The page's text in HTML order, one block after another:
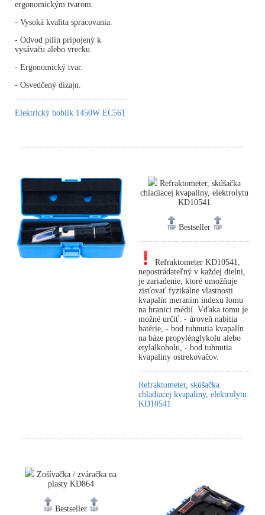
ergonomickým tvarom.
- Vysoká kvalita spracovania.
- Odvod pilín pripojený k
vysávaču alebo vrecku.
- Ergonomický tvar.
- Osvedčený dizajn.
Elektrický hoblík 1450W EC561
Refraktometer, skúšačka
chladiacej kvapaliny, elektrolytu
KD10541
Bestseller
Refraktometer KD10541,
nepostrádateľný v každej dielni,
je zariadenie, ktoré umožňuje
zisťovať fyzikálne vlastnosti
kvapalín meraním indexu lomu
na hranici médií. Vďaka tomu je
možné určiť: - úroveň nabitia
batérie, - bod tuhnutia kvapalín
na báze propylénglykolu alebo
etylalkoholu, - bod tuhnutia
kvapaliny ostrekovačov.
Refraktometer, skúšačka
chladiacej kvapaliny, elektrolytu
KD10541
Zošívačka / zváračka na
plasty KD864
Bestseller